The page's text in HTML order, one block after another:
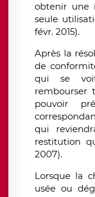
obtenir une
seule
févr. 2015).
Après la
de
qui se
rembourser
pouvoir
qui
restitution
2007).
Lorsque la
usée ou